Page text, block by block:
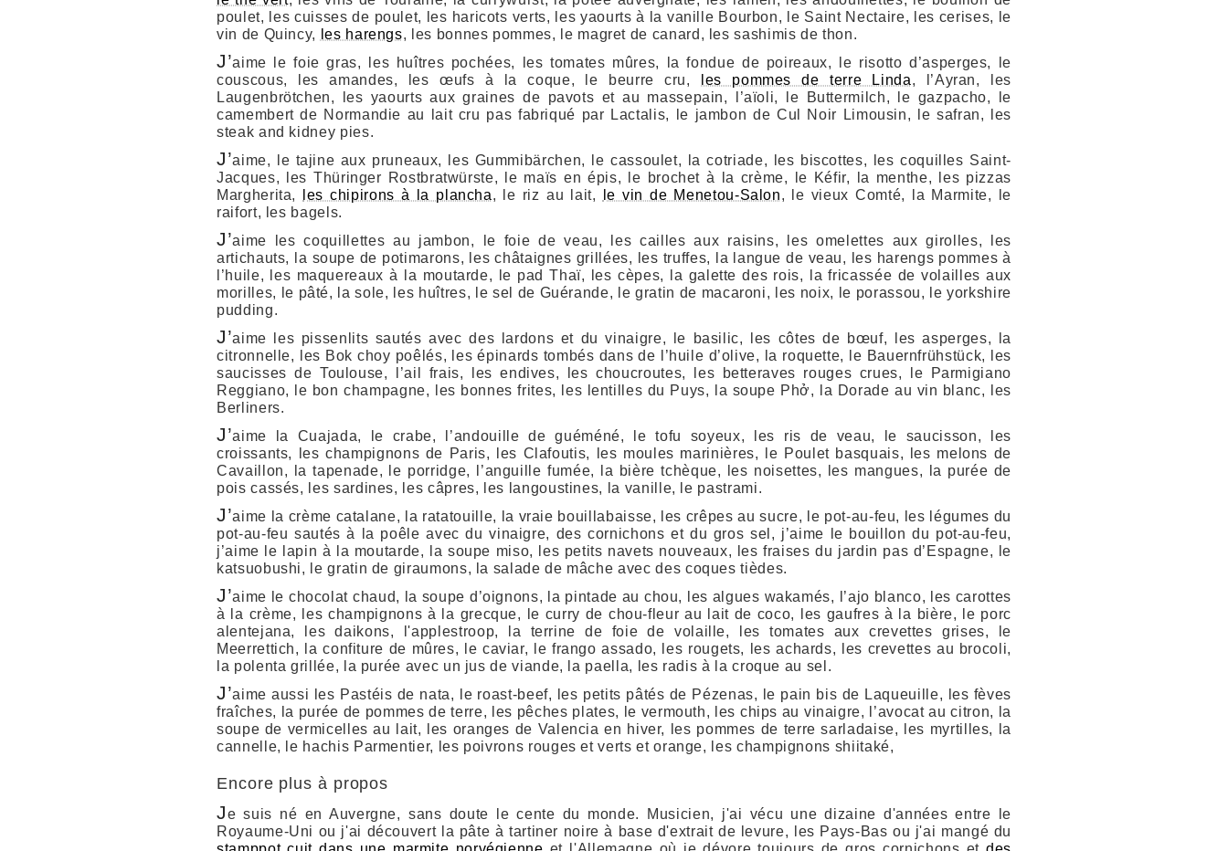
poulet, les cuisses de poulet, les haricots verts, les yaourts à la vanille Bourbon, le Saint Nectaire, les cerises, le
vin de Quincy, les harengs, les bonnes pommes, le magret de canard, les sashimis de thon.
J’aime le foie gras, les huîtres pochées, les tomates mûres, la fondue de poireaux, le risotto d’asperges, le
couscous, les amandes, les œufs à la coque, le beurre cru, les pommes de terre Linda, l’Ayran, les
Laugenbrötchen, les yaourts aux graines de pavots et au massepain, l’aïoli, le Buttermilch, le gazpacho, le
camembert de Normandie au lait cru pas fabriqué par Lactalis, le jambon de Cul Noir Limousin, le safran, les
steak and kidney pies.
J’aime, le tajine aux pruneaux, les Gummibärchen, le cassoulet, la cotriade, les biscottes, les coquilles Saint-
Jacques, les Thüringer Rostbratwürste, le maïs en épis, le brochet à la crème, le Kéfir, la menthe, les pizzas
Margherita, les chipirons à la plancha, le riz au lait, le vin de Menetou-Salon, le vieux Comté, la Marmite, le
raifort, les bagels.
J’aime les coquillettes au jambon, le foie de veau, les cailles aux raisins, les omelettes aux girolles, les
artichauts, la soupe de potimarons, les châtaignes grillées, les truffes, la langue de veau, les harengs pommes à
l’huile, les maquereaux à la moutarde, le pad Thaï, les cèpes, la galette des rois, la fricassée de volailles aux
morilles, le pâté, la sole, les huîtres, le sel de Guérande, le gratin de macaroni, les noix, le porassou, le yorkshire
pudding.
J’aime les pissenlits sautés avec des lardons et du vinaigre, le basilic, les côtes de bœuf, les asperges, la
citronnelle, les Bok choy poêlés, les épinards tombés dans de l’huile d’olive, la roquette, le Bauernfrühstück, les
saucisses de Toulouse, l’ail frais, les endives, les choucroutes, les betteraves rouges crues, le Parmigiano
Reggiano, le bon champagne, les bonnes frites, les lentilles du Puys, la soupe Phở, la Dorade au vin blanc, les
Berliners.
J’aime la Cuajada, le crabe, l’andouille de guéméné, le tofu soyeux, les ris de veau, le saucisson, les
croissants, les champignons de Paris, les Clafoutis, les moules marinières, le Poulet basquais, les melons de
Cavaillon, la tapenade, le porridge, l’anguille fumée, la bière tchèque, les noisettes, les mangues, la purée de
pois cassés, les sardines, les câpres, les langoustines, la vanille, le pastrami.
J’aime la crème catalane, la ratatouille, la vraie bouillabaisse, les crêpes au sucre, le pot-au-feu, les légumes du
pot-au-feu sautés à la poêle avec du vinaigre, des cornichons et du gros sel, j’aime le bouillon du pot-au-feu,
j’aime le lapin à la moutarde, la soupe miso, les petits navets nouveaux, les fraises du jardin pas d’Espagne, le
katsuobushi, le gratin de giraumons, la salade de mâche avec des coques tièdes.
J’aime le chocolat chaud, la soupe d’oignons, la pintade au chou, les algues wakamés, l’ajo blanco, les carottes
à la crème, les champignons à la grecque, le curry de chou-fleur au lait de coco, les gaufres à la bière, le porc
alentejana, les daikons, l'applestroop, la terrine de foie de volaille, les tomates aux crevettes grises, le
Meerrettich, la confiture de mûres, le caviar, le frango assado, les rougets, les achards, les crevettes au brocoli,
la polenta grillée, la purée avec un jus de viande, la paella, les radis à la croque au sel.
J’aime aussi les Pastéis de nata, le roast-beef, les petits pâtés de Pézenas, le pain bis de Laqueuille, les fèves
fraîches, la purée de pommes de terre, les pêches plates, le vermouth, les chips au vinaigre, l’avocat au citron, la
soupe de vermicelles au lait, les oranges de Valencia en hiver, les pommes de terre sarladaise, les myrtilles, la
cannelle, le hachis Parmentier, les poivrons rouges et verts et orange, les champignons shiitaké,
Encore plus à propos
Je suis né en Auvergne, sans doute le cente du monde. Musicien, j'ai vécu une dizaine d'années entre le
Royaume-Uni ou j'ai découvert la pâte à tartiner noire à base d'extrait de levure, les Pays-Bas ou j'ai mangé du